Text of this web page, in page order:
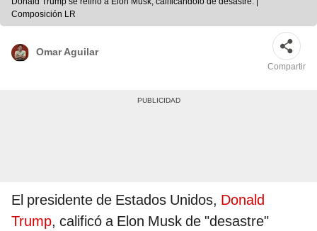
Composición LR
Omar Aguilar
Compartir
El presidente de Estados Unidos, Donald
Trump, calificó a Elon Musk de "desastre"